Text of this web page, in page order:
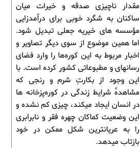
مقدار ناچیزی صدقه و خیرات میان
ساکنان به شگرد خوبی برای درآمدزایی
مؤسسه های خیریه جعلی تبدیل شود.
اما همین موضوع از سوی دیگر تصاویر و
اخبار مربوط به این کوره‌ها را وارد فضای
رسانهای و مطبوعاتی کشور کرده است. با
این وجود از بکارتِ شرم و رنجی که
مشاهدۀ شرایط زندگی در کوره‌پزخانه ها
در انسان ایجاد میکند، چیزی کم نشده و
این وضعیت کماکان چهره فقر و نابرابری
را به عریانترین شکل ممکن در خود
بازتاب میدهد.